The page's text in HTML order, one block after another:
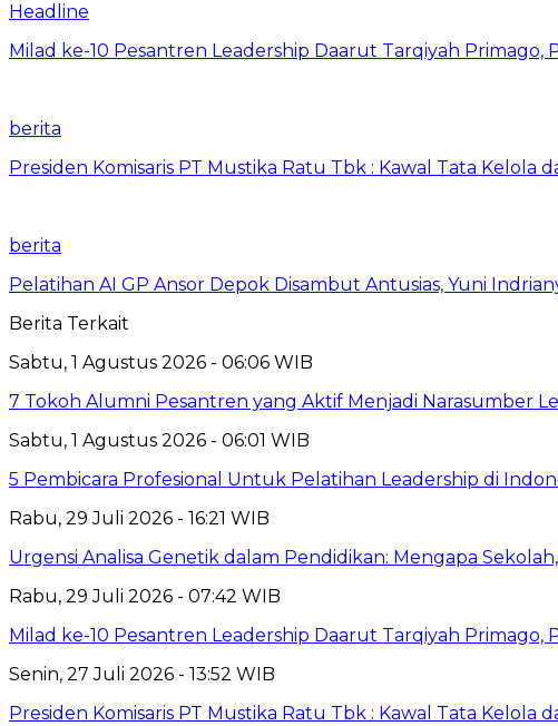
Headline
Milad ke-10 Pesantren Leadership Daarut Tarqiyah
berita
Presiden Komisaris PT Mustika Ratu Tbk : Kawal Tata Kelola
berita
Pelatihan AI GP Ansor Depok Disambut Antusias, Yuni
Berita Terkait
Sabtu, 1 Agustus 2026 - 06:06 WIB
7 Tokoh Alumni Pesantren yang Aktif Menjadi Narasumber
Sabtu, 1 Agustus 2026 - 06:01 WIB
5 Pembicara Profesional Untuk Pelatihan Leadership di
Rabu, 29 Juli 2026 - 16:21 WIB
Urgensi Analisa Genetik dalam Pendidikan: Mengapa
Rabu, 29 Juli 2026 - 07:42 WIB
Milad ke-10 Pesantren Leadership Daarut Tarqiyah
Senin, 27 Juli 2026 - 13:52 WIB
Presiden Komisaris PT Mustika Ratu Tbk : Kawal Tata Kelola